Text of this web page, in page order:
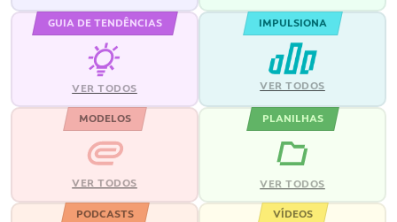
GUIA DE TENDÊNCIAS
VER TODOS
IMPULSIONA
VER TODOS
MODELOS
VER TODOS
PLANILHAS
VER TODOS
PODCASTS VÍDEOS